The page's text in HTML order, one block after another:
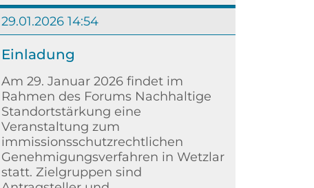
29.01.2026 14:54
Einladung
Am 29. Januar 2026 findet im
Rahmen des Forums Nachhaltige
Standortstärkung eine
Veranstaltung zum
immissionsschutzrechtlichen
Genehmigungsverfahren in Wetzlar
statt. Zielgruppen sind